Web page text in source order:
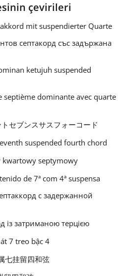
çevirileri
mit suspendierter Quarte
септакорд със задържана
ketujuh suspended
septième dominante avec quarte
セブンスサスフォーコード
suspended fourth chord
kwartowy septymowy
de 7ª com 4ª suspensa
с задержанной
iз затриманою терцією
7 treo bậc 4
七挂留四和弦